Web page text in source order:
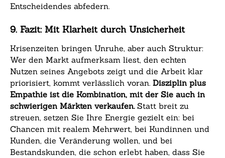
Entscheidendes abfedern.
9. Fazit: Mit Klarheit durch Unsicherheit
Krisenzeiten bringen Unruhe, aber auch Struktur:
Wer den Markt aufmerksam liest, den echten
Nutzen seines Angebots zeigt und die Arbeit klar
priorisiert, kommt verlässlich voran. Disziplin plus
Empathie ist die Kombination, mit der Sie auch in
schwierigen Märkten verkaufen.Statt breit zu
streuen, setzen Sie Ihre Energie gezielt ein: bei
Chancen mit realem Mehrwert, bei Kundinnen und
Kunden, die Veränderung wollen, und bei
Bestandskunden, die schon erlebt haben, dass Sie